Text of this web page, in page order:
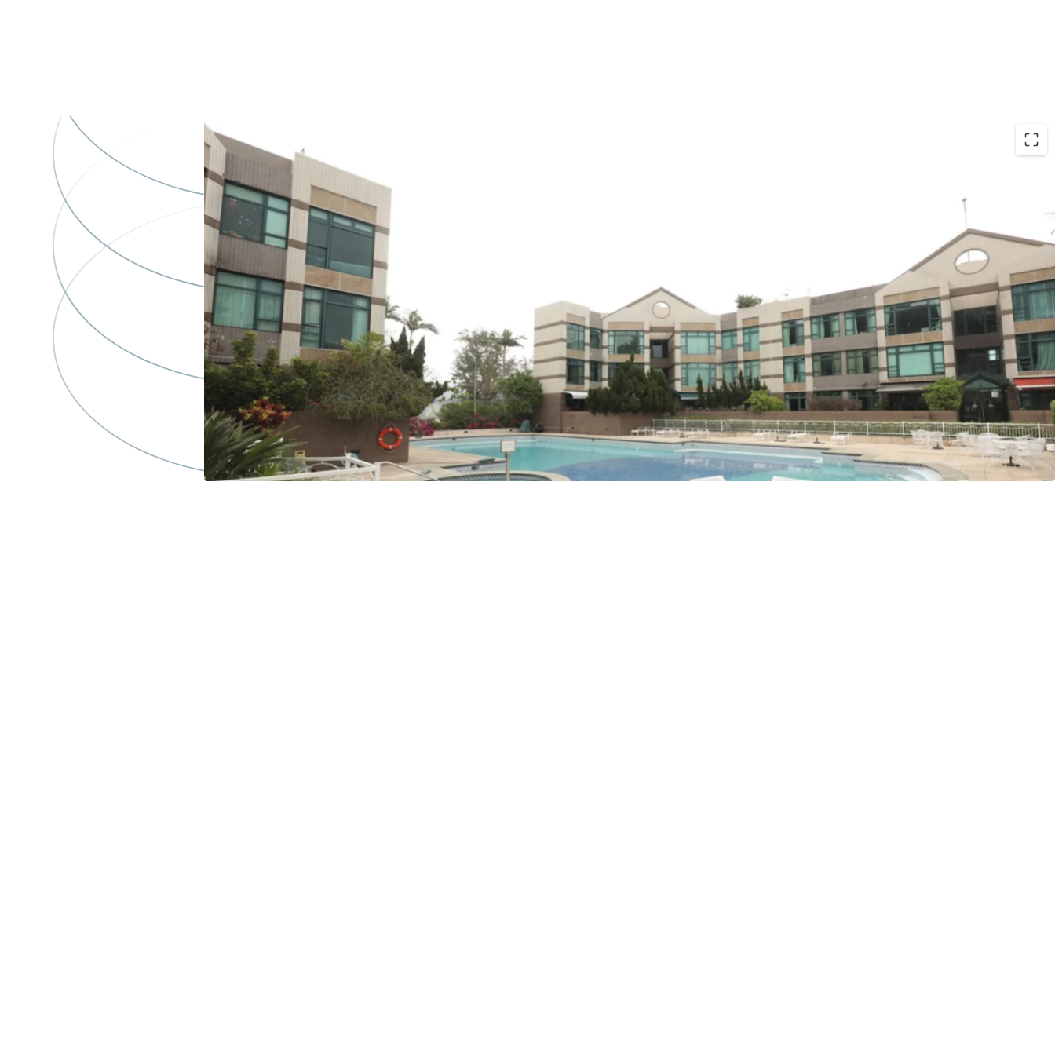
旭逸居（Stanford Villa）位於南區赤柱村道7號，於1995年落成，屬於
低密度、低座數的住宅項目，提供度假風的居住環境。該屋苑深受外籍
人士及家庭歡迎，適合追求遠離鬧市喧囂、環境清幽且寵物友善生活的
人士。